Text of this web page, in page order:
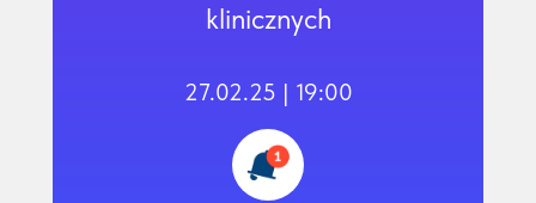
27.02.25 | 19:00
klinicznych